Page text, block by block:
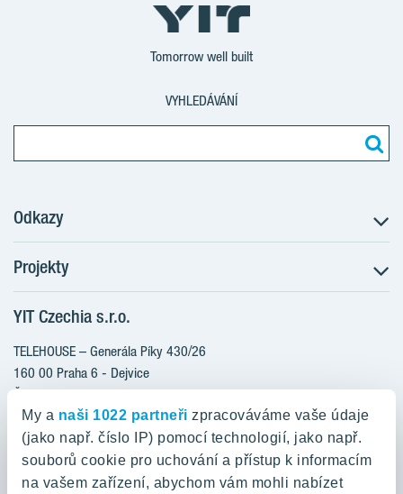
My a naši 1022 partneři zpracováváme vaše údaje
(jako např. číslo IP) pomocí technologií, jako např.
souborů cookie pro uchování a přístup k informacím
na vašem zařízení, abychom vám mohli nabízet
Tomorrow well built
VYHLEDÁVÁNÍ
Odkazy
Postup koupě
Klientské změny
Aktuality
Blog
Kariéra
O nás
YIT PLUS
Projekty
RANTA Barrandov III
RANTA Barrandov IV
TOIVO Roztyly II
KALEVALA
VIRTA Kladno
KATTILA Kamýk
YIT Czechia s.r.o.
TELEHOUSE – Generála Píky 430/26
160 00 Praha 6 - Dejvice
Česká republika
800 200 666
domov@yit.cz